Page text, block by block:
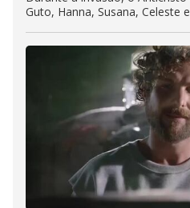
Guto, Hanna, Susana, Celeste